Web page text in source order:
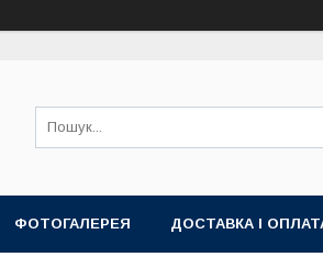
ФОТОГАЛЕРЕЯ ДОСТАВКА І